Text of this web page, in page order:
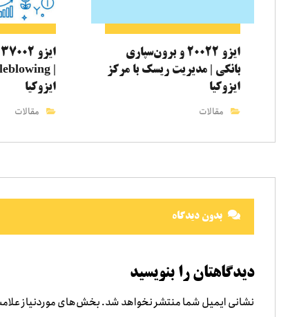
ایزو ۲۰۰۲۲ و برون‌سپاری
بانکی | مدیریت ریسک با مرکز
ایزوکیا
مقالات
ایزوکیا
مقالات
بدون دیدگاه
دیدگاهتان را بنویسید
نشانی ایمیل شما منتشر نخواهد شد.بخش‌های موردنیاز